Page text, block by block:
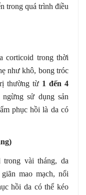
trong quá trình điều
corticoid trong thời
như khô, bong tróc
thường từ 1 đến 4
sử dụng sản
phục hồi là da có
vài tháng, da
mao mạch, nổi
hồi da có thể kéo